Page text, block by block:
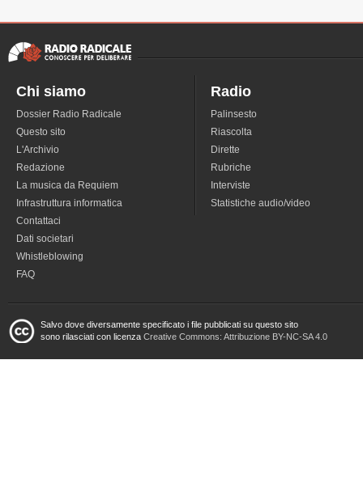
Chi siamo
Dossier Radio Radicale
Questo sito
L'Archivio
Redazione
La musica da Requiem
Infrastruttura informatica
Contattaci
Dati societari
Whistleblowing
FAQ
Radio
Palinsesto
Riascolta
Dirette
Rubriche
Interviste
Statistiche audio/video
Salvo dove diversamente specificato i file pubblicati su questo sito
sono rilasciati con licenza Creative Commons: Attribuzione BY-NC-SA 4.0